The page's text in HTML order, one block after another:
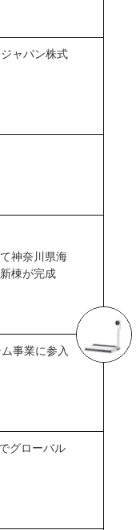
経営陣に対して助
能」を併せ持つ
境の背景にある経済
時に、企業自らの
より強力に行いま
ャパン株式
神奈川県海
棟が完成
事業に参入
グローバル